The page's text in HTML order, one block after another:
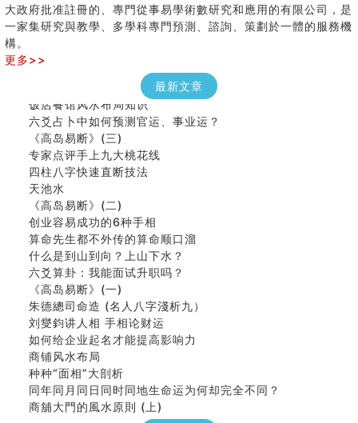
大政府批准註冊的、專門從事易學術數研究和應用的有限公司，是
一家集研究與教學、多學科專門預測、諮詢、策劃於一體的服務機
構。
更多>>
最新文章
手指饱满福运加身，这种手相福运在何处？
八字铁口直断经验总结五十条
民間風水知識九十四條
饭店餐馆风水布局知识
六爻占卜中如何预测官运、事业运？
《高岛易断》(三)
专家点评手上九大桃花线
四柱八字快速直断技法
天池水
《高岛易断》(二)
创业容易成功的6种手相
算命先生都不外传的算命顺口溜
什么是到山到向？上山下水？
六爻算卦：我能面试升职吗？
《高岛易断》(一)
朱德總司命造 (名⼈⼋字淺析九）
刘燮鈞讲人相 手相论财运
如何给企业起名才能提高影响力
商铺风水布局
种种“面相”大剖析
同年同月同日同时同地生命运为何却完全不同？
商舖大門的風水原則 (上)